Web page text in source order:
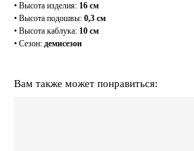
• Высота изделия: 16 см
• Высота подошвы: 0,3 см
• Высота каблука: 10 см
• Сезон: демисезон
Вам также может понравиться: